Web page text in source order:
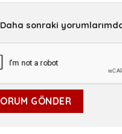
Daha sonraki